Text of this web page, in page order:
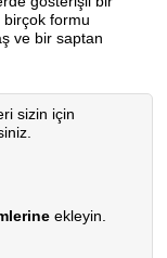
birçok formu
ve bir saptan
sizin için
ekleyin.